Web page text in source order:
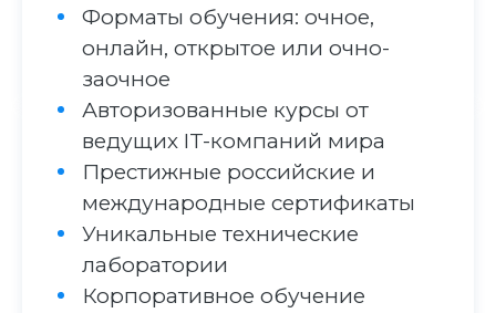
Форматы обучения: очное,
онлайн, открытое или очно-
заочное
Авторизованные курсы от
ведущих IT-компаний мира
Престижные российские и
международные сертификаты
Уникальные технические
лаборатории
Корпоративное обучение